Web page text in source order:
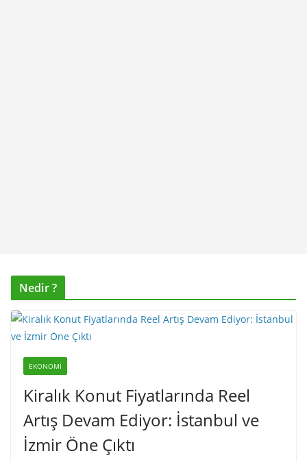
Nedir ?
EKONOMI
Kiralık Konut Fiyatlarında Reel
Artış Devam Ediyor: İstanbul ve
İzmir Öne Çıktı